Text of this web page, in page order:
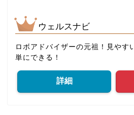
ウェルスナビ
ロボアドバイザーの元祖！見やす
単にできる！
詳細